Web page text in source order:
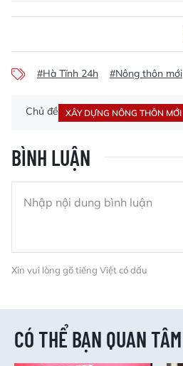
#Hà Tĩnh 24h #Nông thôn mới
Chủ đề XÂY DỰNG NÔNG THÔN MỚI
BÌNH LUẬN
Xin vui lòng gõ tiếng Việt có dấu
CÓ THỂ BẠN QUAN TÂM